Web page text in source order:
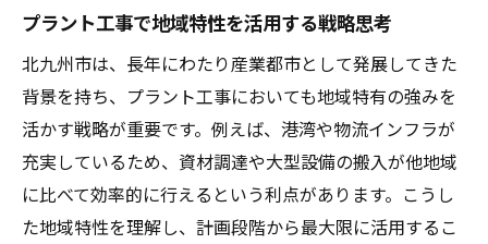
プラント工事で地域特性を活用する戦略思考
北九州市は、長年にわたり産業都市として発展してきた
背景を持ち、プラント工事においても地域特有の強みを
活かす戦略が重要です。例えば、港湾や物流インフラが
充実しているため、資材調達や大型設備の搬入が他地域
に比べて効率的に行えるという利点があります。こうし
た地域特性を理解し、計画段階から最大限に活用するこ